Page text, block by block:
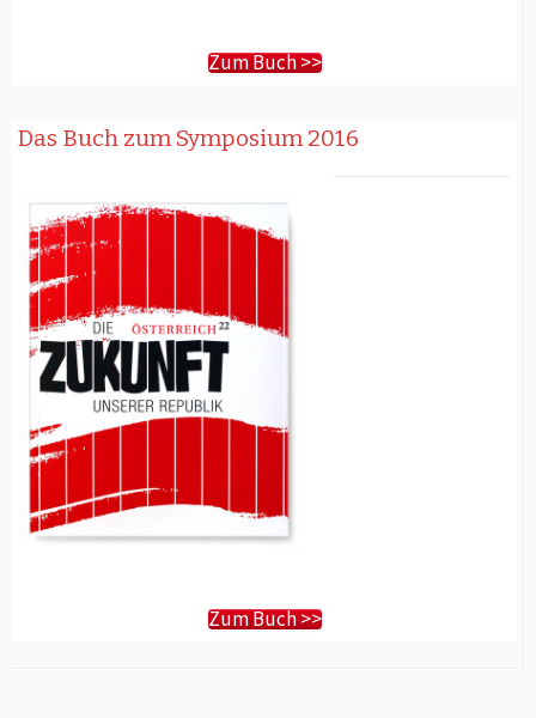
Zum Buch >>
Das Buch zum Symposium 2016
Zum Buch >>